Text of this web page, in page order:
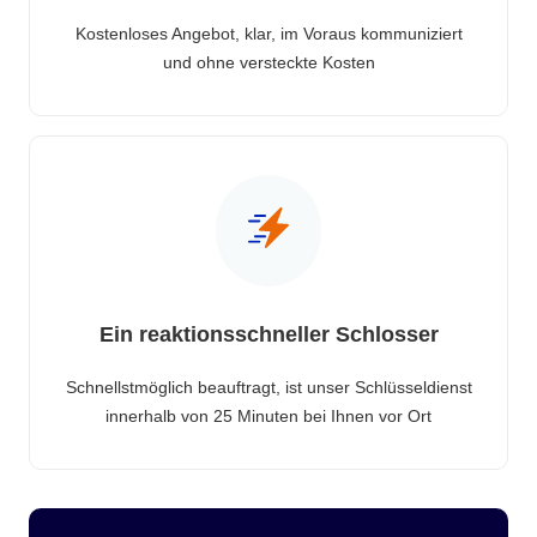
Kostenloses Angebot, klar, im Voraus kommuniziert
und ohne versteckte Kosten
Ein reaktionsschneller Schlosser
Schnellstmöglich beauftragt, ist unser Schlüsseldienst
innerhalb von 25 Minuten bei Ihnen vor Ort